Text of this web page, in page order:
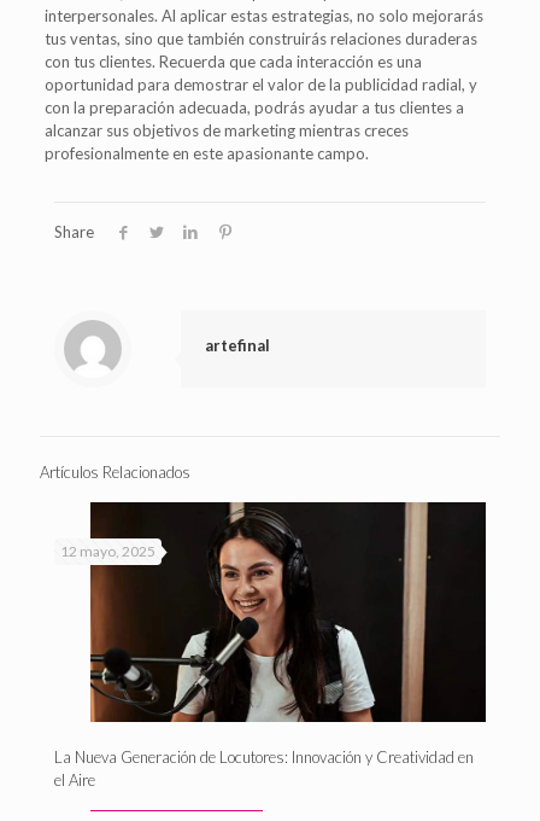
interpersonales. Al aplicar estas estrategias, no solo mejorarás
tus ventas, sino que también construirás relaciones duraderas
con tus clientes. Recuerda que cada interacción es una
oportunidad para demostrar el valor de la publicidad radial, y
con la preparación adecuada, podrás ayudar a tus clientes a
alcanzar sus objetivos de marketing mientras creces
profesionalmente en este apasionante campo.
Share
artefinal
Artículos Relacionados
12 mayo, 2025
La Nueva Generación de Locutores: Innovación y Creatividad en
el Aire